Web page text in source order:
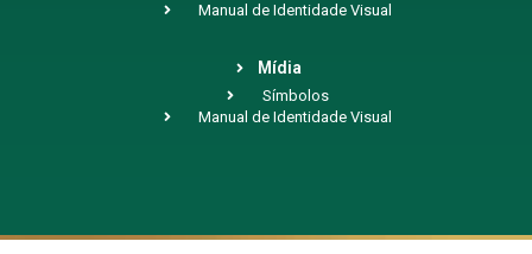
Manual de Identidade Visual
Mídia
Símbolos
Manual de Identidade Visual